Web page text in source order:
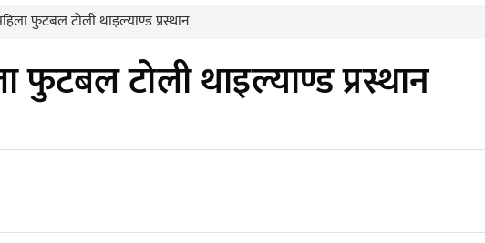
फुटबल टोली थाइल्याण्ड प्रस्थान
फुटबल टोली थाइल्याण्ड प्रस्थान